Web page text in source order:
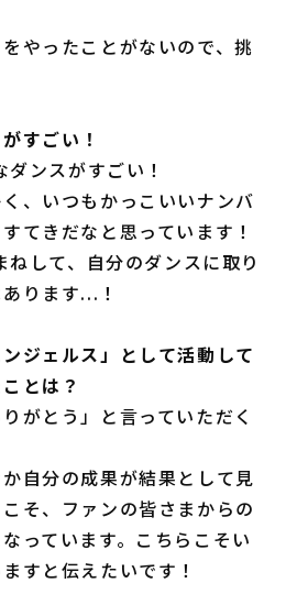
やったことがないので、挑
すごい！
ンスがすごい！
、いつもかっこいいナンバ
てきだなと思っています！
して、自分のダンスに取り
ります...！
ジェルス」として活動して
とは？
がとう」と言っていただく
自分の成果が結果として見
そ、ファンの皆さまからの
っています。こちらこそい
すと伝えたいです！